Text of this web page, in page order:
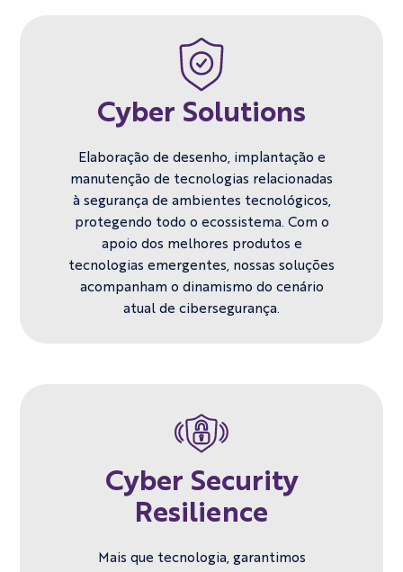
Cyber Solutions
Elaboração de desenho, implantação e
manutenção de tecnologias ​relacionadas
à segurança de ambientes tecnológicos,
protegendo todo o ​ecossistema. Com o
apoio dos melhores produtos e
tecnologias emergentes, ​nossas soluções
acompanham o dinamismo do cenário
atual de ​cibersegurança.​
Cyber Security
Resilience
Mais que tecnologia, garantimos